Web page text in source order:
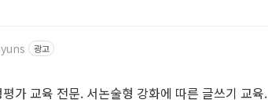
광고
가 교육 전문. 서논술형 강화에 따른 글쓰기 교육.